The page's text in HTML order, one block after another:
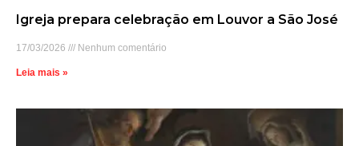
Igreja prepara celebração em Louvor a São José
17/03/2026 Nenhum comentário
Leia mais »